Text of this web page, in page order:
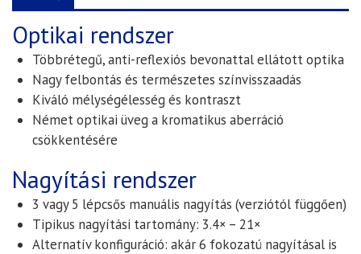
Optikai rendszer
Többrétegű,anti-reflexiós bevonattal ellátott optika
Nagy felbontás és természetes színvisszaadás
Kiváló mélységélesség és kontraszt
Német optikai üveg a kromatikus aberráció
csökkentésére
Nagyítási rendszer
3 vagy 5 lépcsős manuális nagyítás (verziótól függően)
Tipikus nagyítási tartomány: 3.4× – 21×
Alternatív konfiguráció: akár6 fokozatú nagyításal is